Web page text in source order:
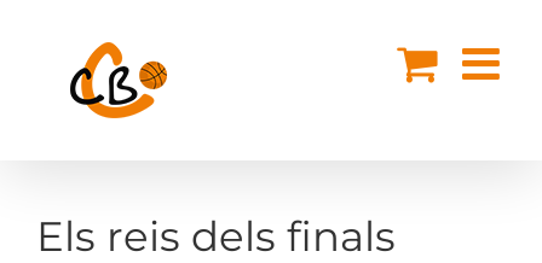
Els reis dels finals